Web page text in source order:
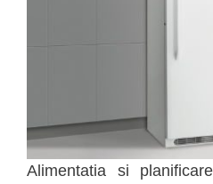
Alimentatia si